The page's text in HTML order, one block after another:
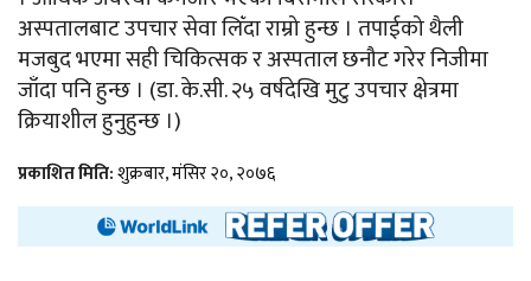
अस्पतालबाट उपचार सेवा लिँदा राम्रो हुन्छ । तपाईको थैली
मजबुद भएमा सही चिकित्सक र अस्पताल छनौट गरेर निजीमा
जाँदा पनि हुन्छ । (डा. के.सी. २५ वर्षदेखि मुटु उपचार क्षेत्रमा
क्रियाशील हुनुहुन्छ ।)
प्रकाशित मिति:शुक्रबार, मंसिर २०, २०७६